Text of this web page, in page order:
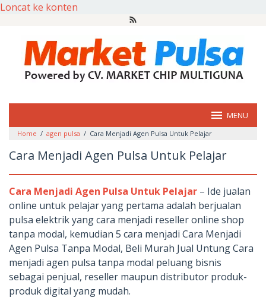
Loncat ke konten
MENU
Home / agen pulsa / Cara Menjadi Agen Pulsa Untuk Pelajar
Cara Menjadi Agen Pulsa Untuk Pelajar
Cara Menjadi Agen Pulsa Untuk Pelajar – Ide jualan
online untuk pelajar yang pertama adalah berjualan
pulsa elektrik yang cara menjadi reseller online shop
tanpa modal, kemudian 5 cara menjadi Cara Menjadi
Agen Pulsa Tanpa Modal, Beli Murah Jual Untung Cara
menjadi agen pulsa tanpa modal peluang bisnis
sebagai penjual, reseller maupun distributor produk-
produk digital yang mudah.